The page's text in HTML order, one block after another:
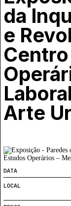
Classificados
Ver todos
Enviar
Agenda
Espetáculos
Exposições
Eventos
Por
Locais
Mapa
Submeter
Crítica
COFFEELABS
Workshops
Cursos Curtos
Formadores
Recursos
Links úteis
Publicações
Sobre
Ficha
Política de
Política de
da
e
Arte
DATA
LOCAL